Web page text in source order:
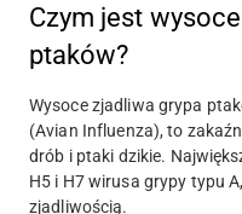
Czym jest
ptaków?
Wysoce zjadliwa grypa
(Avian Influenza), to
drób i ptaki dzikie.
H5 i H7 wirusa grypy typu
zjadliwością.